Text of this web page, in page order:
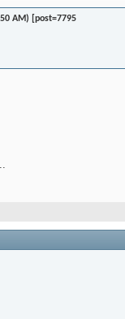
AM) [post=7795